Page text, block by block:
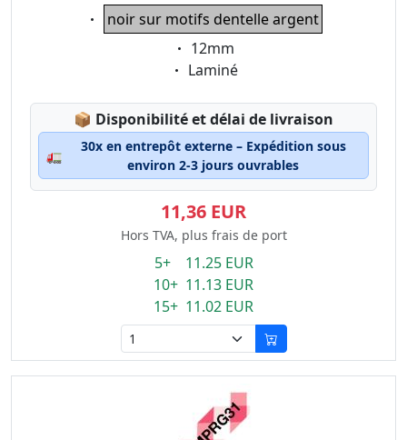
Eigenschaft:
noir sur motifs dentelle argent
Eigenschaft:
12mm
Eigenschaft:
Laminé
📦 Lagerstatus:
Disponibilité et délai de livraison
🚛
30x en entrepôt externe – Expédition sous
environ 2-3 jours ouvrables
11,36 EUR
Hors TVA, plus frais de port
5+ 11.25 EUR
10+ 11.13 EUR
15+ 11.02 EUR